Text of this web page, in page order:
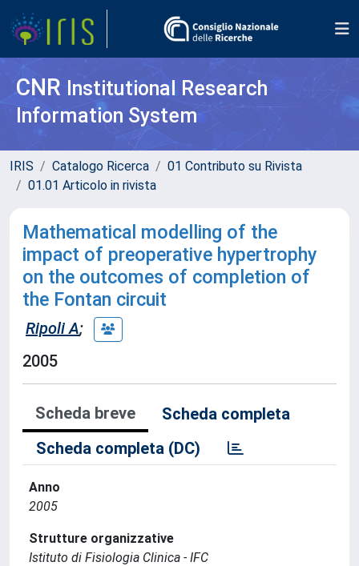
CNR Institutional Research
Information System
IRIS Catalogo Ricerca
01 Contributo su Rivista
01.01 Articolo in rivista
Mathematical modelling of the
impact of preoperative hypertrophy
on the outcomes of completion of
the Fontan circuit
Ripoli A;
2005
Scheda breve
Scheda completa
Scheda completa (DC)
Anno
2005
Strutture organizzative
Istituto di Fisiologia Clinica - IFC